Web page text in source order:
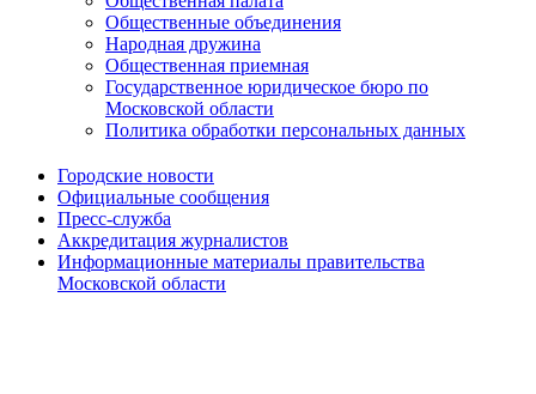
Общественные объединения
Народная дружина
Общественная приемная
Государственное юридическое бюро по
Московской области
Политика обработки персональных данных
Городские новости
Официальные сообщения
Пресс-служба
Аккредитация журналистов
Информационные материалы правительства
Московской области